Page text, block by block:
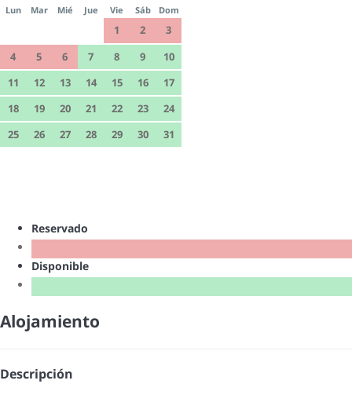
Lun Mar Mié Jue Vie Sáb Dom
1 2
3
4
5 6 7 8 9
10
11
12 13 14 15 16
17
18
19 20 21 22 23
24
25
26 27 28 29 30 31
Reservado
Disponible
Alojamiento
Descripción